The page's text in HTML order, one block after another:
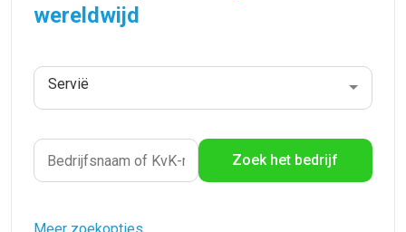
wereldwijd
Servië
Zoek het bedrijf